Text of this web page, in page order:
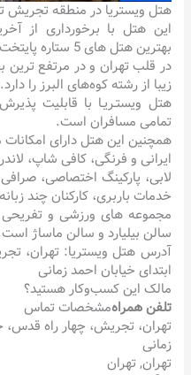
هتل ویستریا در منطقه تجریش
این هتل با برخورداری از
بهترین هتل های 5 ستاره پایتخت به شمار می‌رود.
در قلب تهران و در مرتفع
زیبا از رشته کوه‌های البرز را دارد.
تمامی مسافران است.
همچنین این هتل دارای
ایرانی و فرنگی، کافی شاپ،
لابی، پارکینگ اختصاصی،
خدمات باربری، کارکنان چند
مجموعه های ورزشی و
سالن بیلیارد و سالن ماساژ
آدرس هتل ویستریا: تهران،
ابتدای خیابان احمد زمانی
مالک این کسب‌وکار هستید؟
تلفن همراهمشخصات تماس
تهران، تجریش، چهار راه قدس،
زمانی
تهران,تهران